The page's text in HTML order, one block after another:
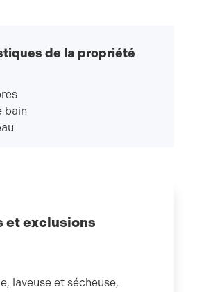
de la propriété
bain
et exclusions
laveuse et sécheuse,